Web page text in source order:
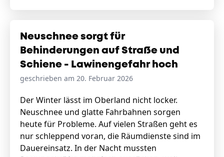
Neuschnee sorgt für
Behinderungen auf Straße und
Schiene - Lawinengefahr hoch
geschrieben am 20. Februar 2026
Der Winter lässt im Oberland nicht locker.
Neuschnee und glatte Fahrbahnen sorgen
heute für Probleme. Auf vielen Straßen geht es
nur schleppend voran, die Räumdienste sind im
Dauereinsatz. In der Nacht mussten